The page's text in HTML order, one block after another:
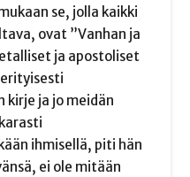
se, jolla kaikki
ovat ”Vanhan ja
ja apostoliset
kirje ja jo meidän
ihmisellä, piti hän
ei ole mitään